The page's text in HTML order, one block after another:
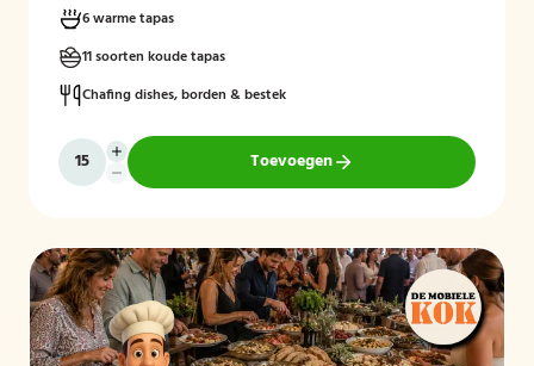
6 warme tapas
11 soorten koude tapas
Chafing dishes, borden & bestek
Toevoegen